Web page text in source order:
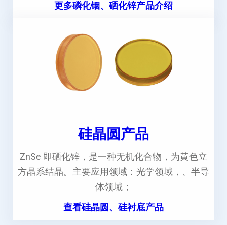
更多磷化铟、硒化锌产品介绍
硅晶圆产品
ZnSe 即硒化锌，是一种无机化合物，为黄色立
方晶系结晶。主要应用领域：光学领域，、半导
体领域；
查看硅晶圆、硅衬底产品